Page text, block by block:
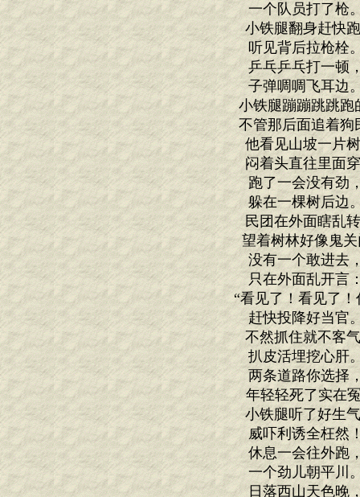
一个队员打了枪
小铁腿翻身赶快
听见背后拉枪栓
乒乓乒乓打一顿
子弹啁啁飞耳边
小铁腿蹦蹦跳跳跑
不管那后面追着狗
他看见山坡一片
闷着头直往里面
跑了一会没有劲
躲在一棵树后边
民团在外面瞎乱
望着树林好像鬼关
没有一个敢进去
只在外面乱开言
“看见了！看见了！
赶快投降好当官
不然抓住就不客
扒皮活埋挖心肝
两条道路你选择
年轻轻死了实在
小铁腿听了好生
威吓利诱全枉然
休息一会往外跑
一个劲儿朝平川
日落西山天色晚